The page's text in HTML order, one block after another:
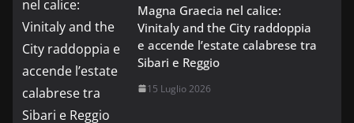
Magna Graecia nel calice:
Vinitaly and the City raddoppia
e accende l’estate calabrese tra
Sibari e Reggio
15 Luglio 2026